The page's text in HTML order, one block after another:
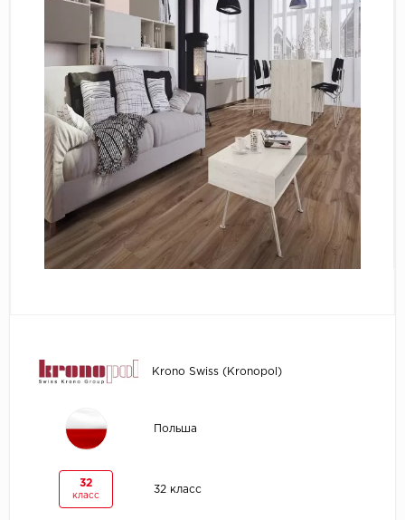
CorkArt Vinyl
CronaFloor
Damy Floor
Decoria
Dolce Flooring
ECO Parquet
Krono Swiss (Kronopol)
Польша
32
класс
32 класс